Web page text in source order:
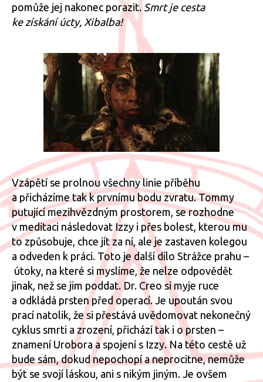
pomůže jej nakonec porazit. Smrt je cesta
ke získání úcty, Xibalba!
Vzápětí se prolnou všechny linie příběhu
a přicházíme tak k prvnímu bodu zvratu. Tommy
putující mezihvězdným prostorem, se rozhodne
v meditaci následovat Izzy i přes bolest, kterou mu
to způsobuje, chce jít za ní, ale je zastaven kolegou
a odveden k práci. Toto je další dílo Strážce prahu –
útoky, na které si myslíme, že nelze odpovědět
jinak, než se jim poddat. Dr. Creo si myje ruce
a odkládá prsten před operací. Je upoután svou
prací natolik, že si přestává uvědomovat nekonečný
cyklus smrti a zrození, přichází tak i o prsten –
znamení Urobora a spojení s Izzy. Na této cestě už
bude sám, dokud nepochopí a neprocitne, nemůže
být se svojí láskou, ani s nikým jiným. Je ovšem